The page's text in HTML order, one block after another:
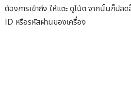
ต้องการเข้าถึง ให้แตะ ดูโน้ต จากนั้นก็ป
ID หรือรหัสผ่านของเครื่อง